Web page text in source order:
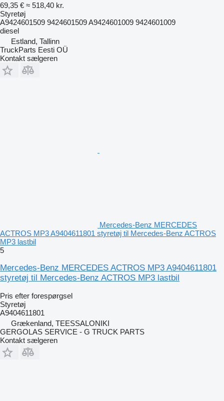
69,35 € ≈ 518,40 kr.
Styretøj
A9424601509 9424601509 A9424601009 9424601009
diesel
Estland, Tallinn
TruckParts Eesti OÜ
Kontakt sælgeren
Mercedes-Benz MERCEDES
ACTROS MP3 A9404611801 styretøj til Mercedes-Benz ACTROS
MP3 lastbil
5
Mercedes-Benz MERCEDES ACTROS MP3 A9404611801
styretøj til Mercedes-Benz ACTROS MP3 lastbil
Pris efter forespørgsel
Styretøj
A9404611801
Grækenland, TEESSALONIKI
GERGOLAS SERVICE - G TRUCK PARTS
Kontakt sælgeren